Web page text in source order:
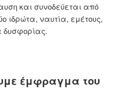
και συνοδεύεται από
ιδρώτα, ναυτία, εμέτους,
δυσφορίας.
έμφραγμα του